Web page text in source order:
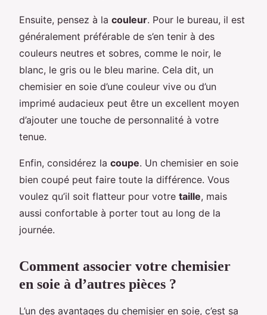
Ensuite, pensez à la couleur. Pour le bureau, il est
généralement préférable de s’en tenir à des
couleurs neutres et sobres, comme le noir, le
blanc, le gris ou le bleu marine. Cela dit, un
chemisier en soie d’une couleur vive ou d’un
imprimé audacieux peut être un excellent moyen
d’ajouter une touche de personnalité à votre
tenue.
Enfin, considérez la coupe. Un chemisier en soie
bien coupé peut faire toute la différence. Vous
voulez qu’il soit flatteur pour votre taille, mais
aussi confortable à porter tout au long de la
journée.
Comment associer votre chemisier
en soie à d’autres pièces ?
L’un des avantages du chemisier en soie, c’est sa